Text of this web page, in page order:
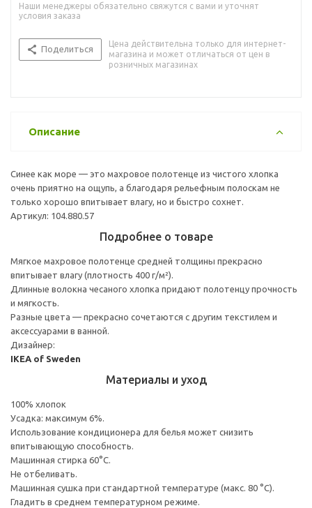
Наши менеджеры обязательно свяжутся с вами и уточнят
условия заказа
Поделиться
Цена действительна только для интернет-
магазина и может отличаться от цен в
розничных магазинах
Описание
Синее как море — это махровое полотенце из чистого хлопка
очень приятно на ощупь, а благодаря рельефным полоскам не
только хорошо впитывает влагу, но и быстро сохнет.
Артикул: 104.880.57
Подробнее о товаре
Мягкое махровое полотенце средней толщины прекрасно
впитывает влагу (плотность 400 г/м²).
Длинные волокна чесаного хлопка придают полотенцу прочность
и мягкость.
Разные цвета — прекрасно сочетаются с другим текстилем и
аксессуарами в ванной.
Дизайнер:
IKEA of Sweden
Материалы и уход
100% хлопок
Усадка: максимум 6%.
Использование кондиционера для белья может снизить
впитывающую способность.
Машинная стирка 60°С.
Не отбеливать.
Машинная сушка при стандартной температуре (макс. 80 °C).
Гладить в среднем температурном режиме.